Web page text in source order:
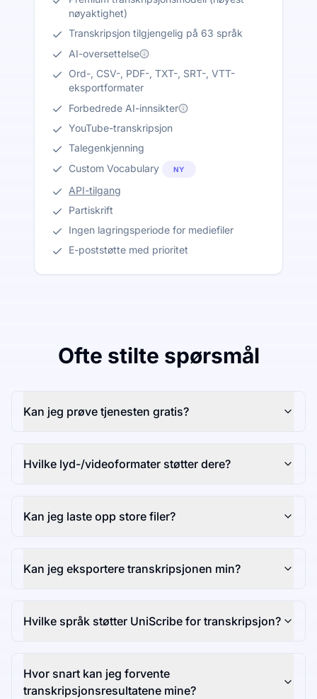
nøyaktighet)
Transkripsjon tilgjengelig på 63 språk
AI-oversettelse
Ord-, CSV-, PDF-, TXT-, SRT-, VTT-
eksportformater
Forbedrede AI-innsikter
YouTube-transkripsjon
Talegenkjenning
Custom Vocabulary
NY
API-tilgang
Partiskrift
Ingen lagringsperiode for mediefiler
E-poststøtte med prioritet
Ofte stilte spørsmål
Kan jeg prøve tjenesten gratis?
Hvilke lyd-/videoformater støtter dere?
Kan jeg laste opp store filer?
Kan jeg eksportere transkripsjonen min?
Hvilke språk støtter UniScribe for transkripsjon?
Hvor snart kan jeg forvente
transkripsjonsresultatene mine?